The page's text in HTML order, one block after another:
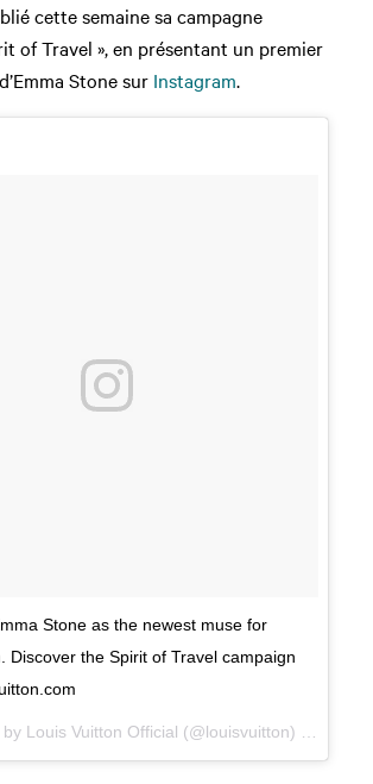
cette semaine sa campagne
of Travel », en présentant un premier
Stone sur Instagram.
Stone as the newest muse for
Discover the Spirit of Travel campaign
by Louis Vuitton Official (@louisvuitton) on